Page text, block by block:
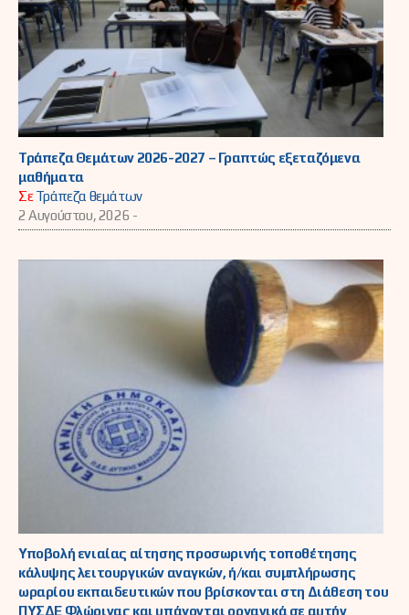
Τράπεζα Θεμάτων 2026-2027 – Γραπτώς εξεταζόμενα
μαθήματα
ΣεΤράπεζα θεμάτων
2 Αυγούστου, 2026 -
Υποβολή ενιαίας αίτησης προσωρινής τοποθέτησης
κάλυψης λειτουργικών αναγκών, ή/και συμπλήρωσης
ωραρίου εκπαιδευτικών που βρίσκονται στη Διάθεση του
ΠΥΣΔΕ Φλώρινας και υπάγονται οργανικά σε αυτήν